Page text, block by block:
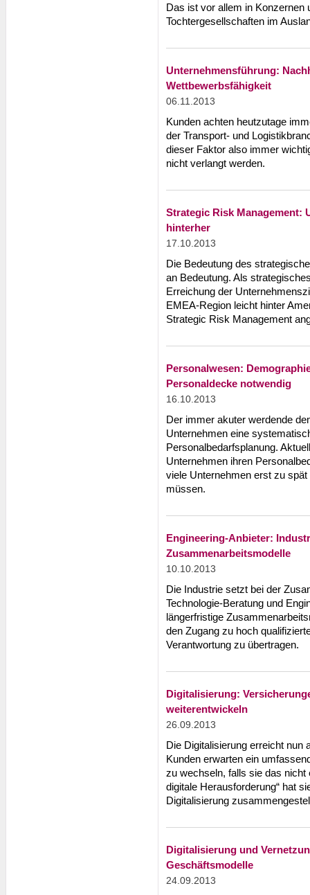
Das ist vor allem in Konzernen
Tochtergesellschaften im
Unternehmensführung:
Wettbewerbsfähigkeit
06.11.2013
Kunden achten heutzutage
der Transport- und
dieser Faktor also immer
nicht verlangt werden.
Strategic Risk Management:
hinterher
17.10.2013
Die Bedeutung des
an Bedeutung. Als
Erreichung der
EMEA-Region leicht hinter
Strategic Risk Management
Personalwesen:
Personaldecke notwendig
16.10.2013
Der immer akuter werdende
Unternehmen eine
Personalbedarfsplanung.
Unternehmen ihren
viele Unternehmen erst zu
müssen.
Engineering-Anbieter:
Zusammenarbeitsmodelle
10.10.2013
Die Industrie setzt bei der
Technologie-Beratung und
längerfristige
den Zugang zu hoch
Verantwortung zu übertragen.
Digitalisierung:
weiterentwickeln
26.09.2013
Die Digitalisierung erreicht nun
Kunden erwarten ein
zu wechseln, falls sie das nicht
digitale Herausforderung“ hat
Digitalisierung
Digitalisierung und
Geschäftsmodelle
24.09.2013